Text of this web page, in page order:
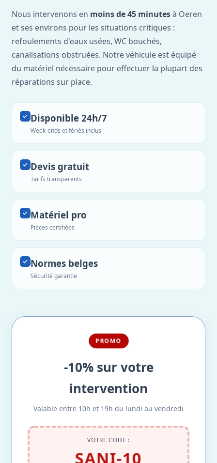
Nous intervenons en moins de 45 minutesà Oeren
et ses environs pour les situations critiques :
refoulements d'eaux usées, WC bouchés,
canalisations obstruées. Notre véhicule est équipé
du matériel nécessaire pour effectuer la plupart des
réparations sur place.
Disponible 24h/7
Week-ends et fériés inclus
Devis gratuit
Tarifs transparents
Matériel pro
Pièces certifiées
Normes belges
Sécurité garantie
PROMO
-10% sur votre
intervention
Valable entre 10h et 19h du lundi au vendredi
VOTRE CODE :
SANI-10